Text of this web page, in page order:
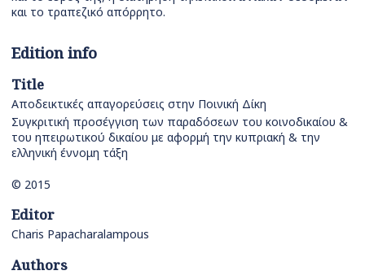
και το τραπεζικό απόρρητο.
Edition info
Title
Αποδεικτικές απαγορεύσεις στην Ποινική Δίκη
Συγκριτική προσέγγιση των παραδόσεων του κοινοδικαίου &
του ηπειρωτικού δικαίου με αφορμή την κυπριακή & την
ελληνική έννομη τάξη
© 2015
Editor
Charis Papacharalampous
Authors